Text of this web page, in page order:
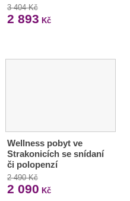
3 404 Kč
2 893 Kč
Wellness pobyt ve
Strakonicích se snídaní
či polopenzí
2 490 Kč
2 090 Kč